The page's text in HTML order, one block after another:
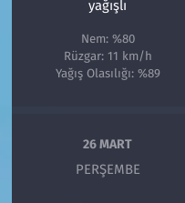
yağışlı
Nem: %80
Rüzgar: 11 km/h
Yağış Olasılığı: %89
26 MART
PERŞEMBE